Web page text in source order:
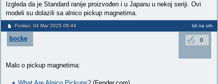
Izgleda da je Standard ranije proizvođen i u Japanu u nekoj seriji. Ovi
modeli su dolazili sa alnico pickup magnetima.
Poslao: 04 Mar 2025 08:44 Idi na vrh
bocke 0
Malo o pickup magnetima: